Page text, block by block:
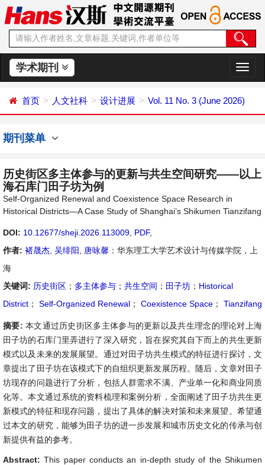
学术期刊
切
换
航
首页 人文社科 设计进展 Vol. 11 No. 3 (June 2026)
期刊菜单
历史街区多主体参与的更新与共生空间研究——以上
海石库门田子坊为例
Self-Organized Renewal and Coexistence Space Research in
Historical Districts—A Case Study of Shanghai’s Shikumen Tianzifang
DOI: 10.12677/sheji.2026.113009 PDF,
作者: 褚晟杰 吴绯阳 唐咏馨 ：华东理工大学艺术设计与传媒学院，上
海
关键词: 历史街区 ； 多主体参与 ； 共生空间 ； 田子坊 ； Historical
District ； Self-Organized Renewal ； Coexistence Space ； Tianzifang
摘要: 本文通过历史街区多主体参与的更新以及共生理念的理论对上海
田子坊的石库门里弄进行了深入研究，旨在探究其自下而上的共生更新
模式以及未来的发展展望。通过对田子坊共生模式的特征进行探讨，文
章提出了田子坊在该模式下的自组织更新发展历程。随后，文章对田子
坊现存的问题进行了分析，包括人群需求不满、产业单一化和商业同质
化等。本文通过系统的资料梳理和案例分析，全面阐述了田子坊共生更
新模式的特征和现存问题，提出了具体的解决对策和未来展望。希望通
过本文的研究，能够为田子坊的进一步发展和城市历史文化的传承与创
新提供有益的参考。
Abstract:This paper conducts an in-depth study of the Shikumen